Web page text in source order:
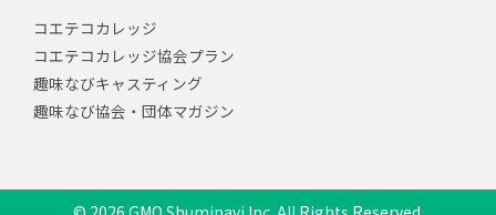
コエテコカレッジ
コエテコカレッジ協会プラン
趣味なびキャスティング
趣味なび協会・団体マガジン